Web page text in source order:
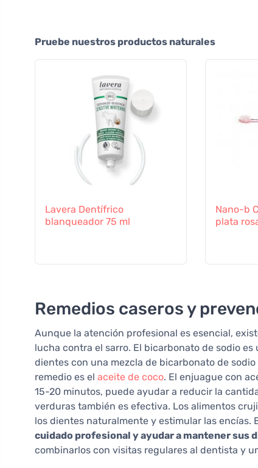
Pruebe nuestros productos naturales
Lavera Dentífrico
blanqueador 75 ml
Nano-b
plata
Remedios caseros y
Aunque la atención profesional es esencial,
lucha contra el sarro. El bicarbonato de sodio
dientes con una mezcla de bicarbonato de
remedio es el aceite de coco. El enjuague con
15-20 minutos, puede ayudar a reducir la
verduras también es efectiva. Los alimentos
los dientes naturalmente y estimular las encías.
cuidado profesional y ayudar a mantener sus
combinarlos con visitas regulares al dentista y